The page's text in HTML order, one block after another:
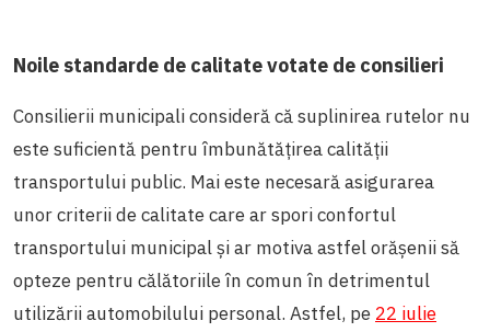
Noile standarde de calitate votate de consilieri
Consilierii municipali consideră că suplinirea rutelor nu
este suficientă pentru îmbunătățirea calității
transportului public. Mai este necesară asigurarea
unor criterii de calitate care ar spori confortul
transportului municipal și ar motiva astfel orășenii să
opteze pentru călătoriile în comun în detrimentul
utilizării automobilului personal. Astfel, pe 22 iulie